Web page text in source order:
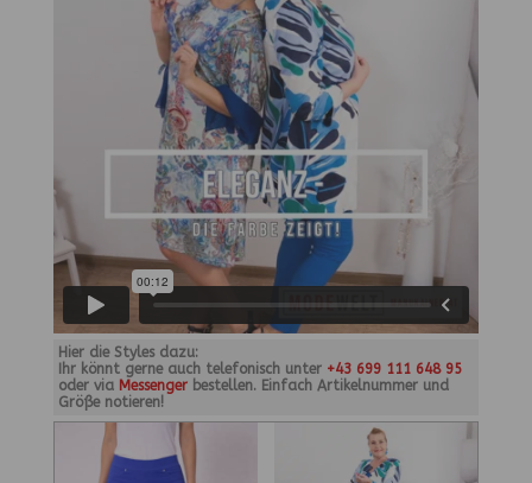
Hier die Styles dazu:
Ihr könnt gerne auch telefonisch unter +43 699 111 648 95
oder via Messengerbestellen. Einfach Artikelnummer und
Größe notieren!